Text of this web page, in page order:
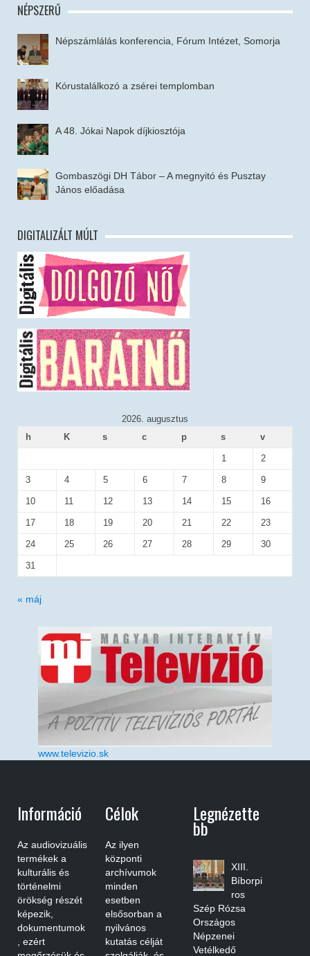
NÉPSZERŰ
Népszámlálás konferencia, Fórum Intézet, Somorja
Kórustalálkozó a zsérei templomban
A 48. Jókai Napok díjkiosztója
Gombaszögi DH Tábor – A megnyitó és Pusztay
János előadása
DIGITALIZÁLT MÚLT
2026. augusztus
h
K s c p s v
1 2
3 4 5 6 7 8 9
10 11 12 13 14 15 16
17 18 19 20 21 22 23
24 25 26 27 28 29 30
31
« máj
www.televizio.sk
Információ
Az audiovizuális
termékek a
kulturális és
történelmi
örökség részét
képezik,
dokumentumok
, ezért
Célok
Az ilyen
központi
archívumok
minden
esetben
elsősorban a
nyilvános
kutatás célját
Legnézette
Bb
XIII.
Bíborpi
ros
Szép Rózsa
Országos
Népzenei
Vetélkedő